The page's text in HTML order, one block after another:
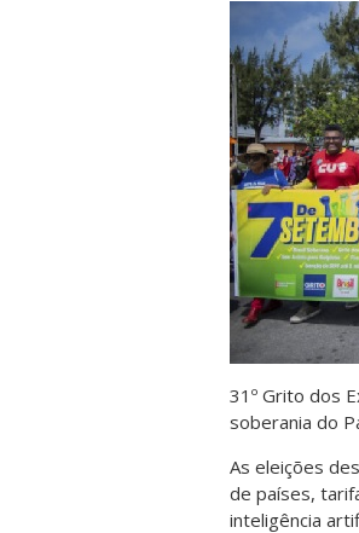
31º Grito dos
soberania do
As eleições
de países,
inteligência